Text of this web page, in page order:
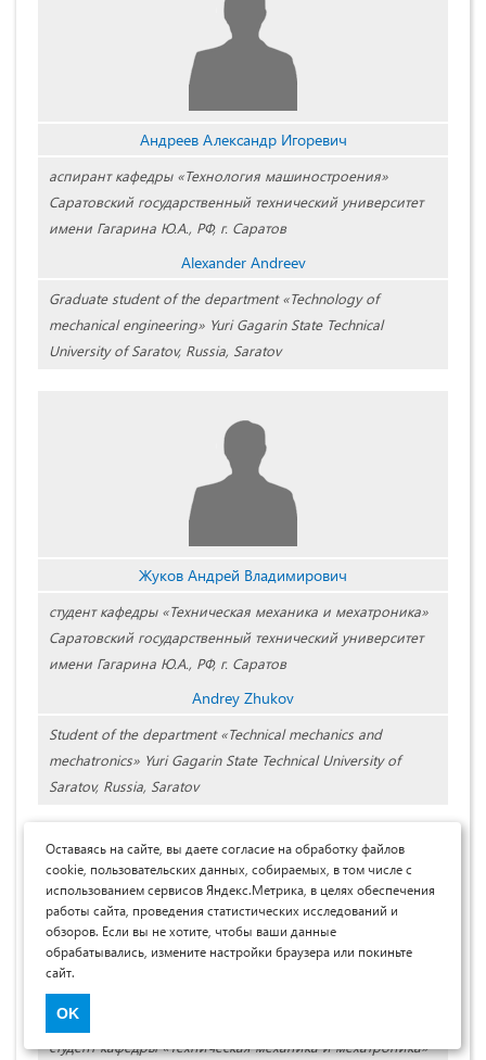
Андреев Александр Игоревич
аспирант кафедры «Технология машиностроения»
Саратовский государственный технический университет
имени Гагарина Ю.А., РФ, г. Саратов
Alexander Andreev
Graduate student of the department «Technology of
mechanical engineering» Yuri Gagarin State Technical
University of Saratov, Russia, Saratov
Жуков Андрей Владимирович
студент кафедры «Техническая механика и мехатроника»
Саратовский государственный технический университет
имени Гагарина Ю.А., РФ, г. Саратов
Andrey Zhukov
Student of the department «Technical mechanics and
mechatronics» Yuri Gagarin State Technical University of
Saratov, Russia, Saratov
студент кафедры «Техническая механика и мехатроника»
Оставаясь на сайте, вы даете согласие на обработку файлов
cookie, пользовательских данных, собираемых, в том числе с
использованием сервисов Яндекс.Метрика, в целях обеспечения
работы сайта, проведения статистических исследований и
обзоров. Если вы не хотите, чтобы ваши данные
обрабатывались, измените настройки браузера или покиньте
сайт.
OK